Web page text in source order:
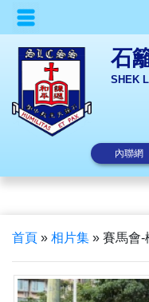
石
SHEK
內聯網
首頁 » 相片集 » 賽馬會-